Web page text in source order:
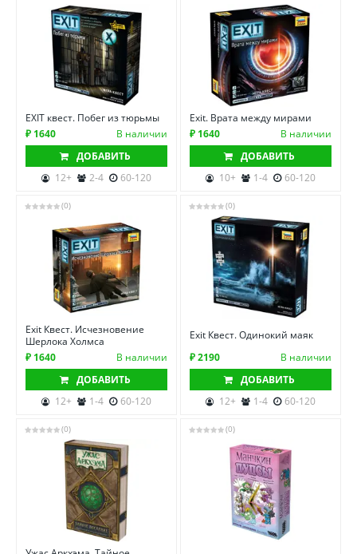
EXIT квест. Побег из тюрьмы
₽ 1640
В наличии
ДОБАВИТЬ
12+
2-4 60-120
Exit. Врата между мирами
₽ 1640
В наличии
ДОБАВИТЬ
10+
1-4 60-120
(0)
Exit Квест. Исчезновение
Шерлока Холмса
₽ 1640
В наличии
ДОБАВИТЬ
12+
1-4 60-120
(0)
Exit Квест. Одинокий маяк
₽ 2190
В наличии
ДОБАВИТЬ
12+
1-4 60-120
(0) (0)